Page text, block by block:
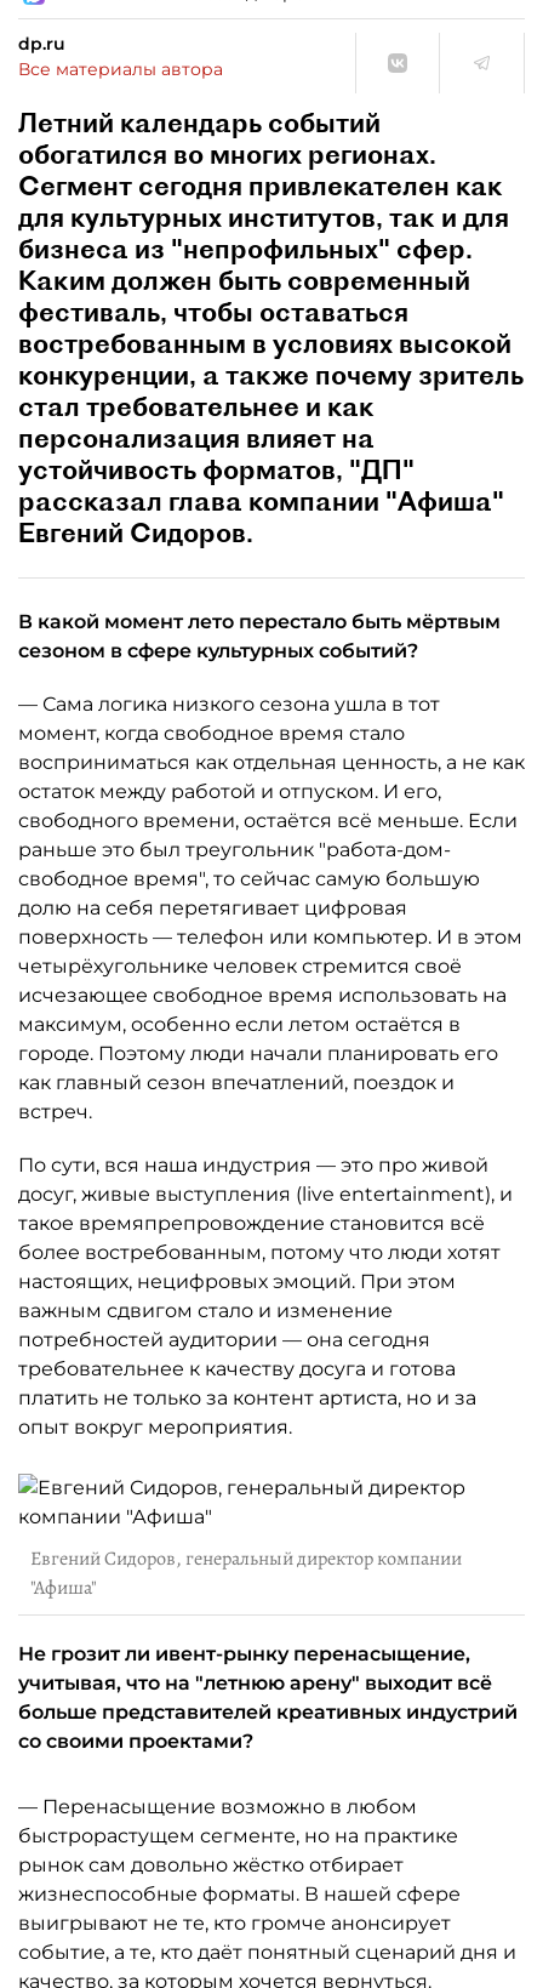
dp.ru
Все материалы автора
Летний календарь событий
обогатился во многих регионах.
Сегмент сегодня привлекателен как
для культурных институтов, так и для
бизнеса из "непрофильных" сфер.
Каким должен быть современный
фестиваль, чтобы оставаться
востребованным в условиях высокой
конкуренции, а также почему зритель
стал требовательнее и как
персонализация влияет на
устойчивость форматов, "ДП"
рассказал глава компании "Афиша"
Евгений Сидоров.
В какой момент лето перестало быть мёртвым
сезоном в сфере культурных событий?
— Сама логика низкого сезона ушла в тот
момент, когда свободное время стало
восприниматься как отдельная ценность, а не как
остаток между работой и отпуском. И его,
свободного времени, остаётся всё меньше. Если
раньше это был треугольник "работа-дом-
свободное время", то сейчас самую большую
долю на себя перетягивает цифровая
поверхность — телефон или компьютер. И в этом
четырёхугольнике человек стремится своё
исчезающее свободное время использовать на
максимум, особенно если летом остаётся в
городе. Поэтому люди начали планировать его
как главный сезон впечатлений, поездок и
встреч.
По сути, вся наша индустрия — это про живой
досуг, живые выступления (live entertainment), и
такое времяпрепровождение становится всё
более востребованным, потому что люди хотят
настоящих, нецифровых эмоций. При этом
важным сдвигом стало и изменение
потребностей аудитории — она сегодня
требовательнее к качеству досуга и готова
платить не только за контент артиста, но и за
опыт вокруг мероприятия.
Евгений Сидоров, генеральный директор компании
"Афиша"
Не грозит ли ивент-рынку перенасыщение,
учитывая, что на "летнюю арену" выходит всё
больше представителей креативных индустрий
со своими проектами?
— Перенасыщение возможно в любом
быстрорастущем сегменте, но на практике
рынок сам довольно жёстко отбирает
жизнеспособные форматы. В нашей сфере
выигрывают не те, кто громче анонсирует
событие, а те, кто даёт понятный сценарий дня и
качество, за которым хочется вернуться.